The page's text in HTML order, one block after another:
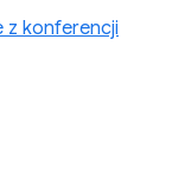
z konferencji